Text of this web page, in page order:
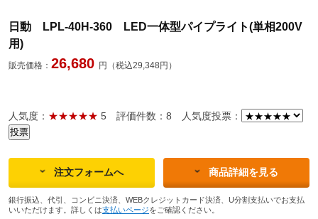
日動 LPL-40H-360 LED一体型パイプライト(単相200V
用)
販売価格： 26,680 円（税込29,348円）
人気度： ★★★★★ 5 評価件数：8 人気度投票：
注文フォームへ 商品詳細を見る
銀行振込、代引、コンビニ決済、WEBクレジットカード決済、U分割支払いでお支払
いいただけます。詳しくは支払いページをご確認ください。